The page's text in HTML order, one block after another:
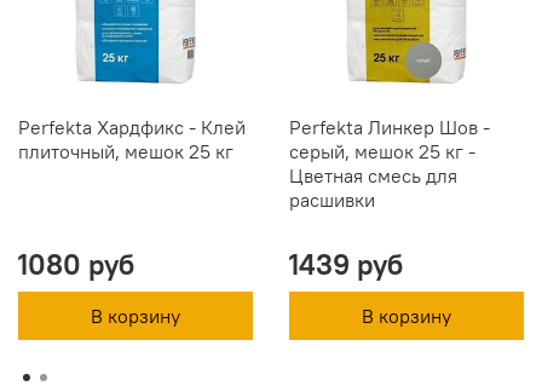
Perfekta Хардфикс - Клей
плиточный, мешок 25 кг
1080 руб
В корзину
Perfekta Линкер Шов -
серый, мешок 25 кг -
Цветная смесь для
расшивки
1439 руб
В корзину